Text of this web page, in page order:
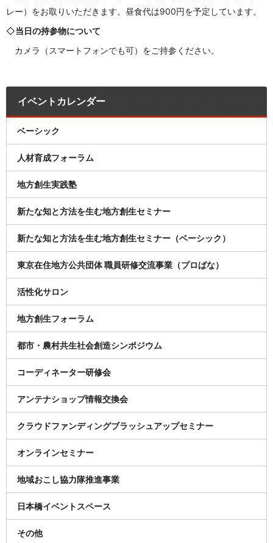
レー）をお取りいただきます。昼食代は900円を予定しています。
◇当日の持参物について
カメラ（スマートフォンでも可）をご持参ください。
イベントカレンダー
ベーシック
人材育成フォーラム
地方創生実践塾
新たな知と方法を生む地方創生セミナー
新たな知と方法を生む地方創生セミナー（ベーシック）
東京在住地方公共団体 職員研修交流事業（プロばな）
活性化サロン
地方創生フォーラム
都市・農村共生社会創造シンポジウム
コーディネーター研修会
アンテナショップ情報交換会
クラウドファンディングブラッシュアップセミナー
オンラインセミナー
地域おこし協力隊推進事業
日本橋イベントスペース
その他